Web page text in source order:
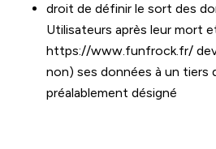
droit de définir le sort des
https://www.funfrock.fr/
non) ses données à un tiers
préalablement désigné